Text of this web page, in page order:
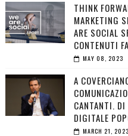
THINK
MARKETING
ARE SOCIAL
CONTENUTI
MAY 08, 2023
A
CANTANTI. DI
DIGITALE
MARCH 21, 2023